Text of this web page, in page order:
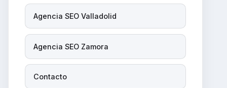
Agencia SEO Valladolid
Agencia SEO Zamora
Contacto